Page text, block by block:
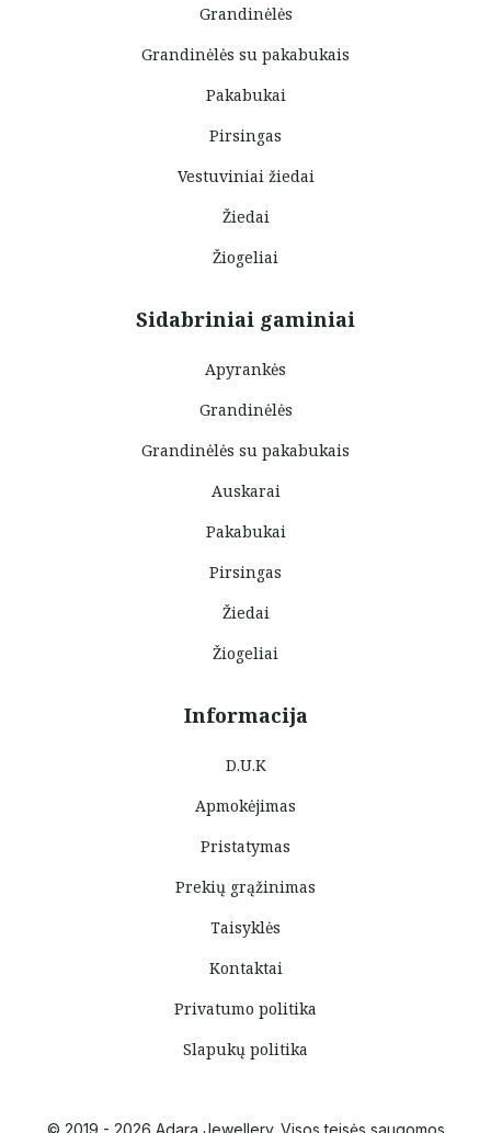
Grandinėlės
Grandinėlės su pakabukais
Pakabukai
Pirsingas
Vestuviniai žiedai
Žiedai
Žiogeliai
Sidabriniai gaminiai
Apyrankės
Grandinėlės
Grandinėlės su pakabukais
Auskarai
Pakabukai
Pirsingas
Žiedai
Žiogeliai
Informacija
D.U.K
Apmokėjimas
Pristatymas
Prekių grąžinimas
Taisyklės
Kontaktai
Privatumo politika
Slapukų politika
© 2019 - 2026 Adara Jewellery. Visos teisės saugomos